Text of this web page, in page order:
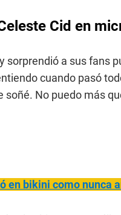
Cid en
sorprendió a sus fans
cuando pasó
No puedo más
en bikini como nunca